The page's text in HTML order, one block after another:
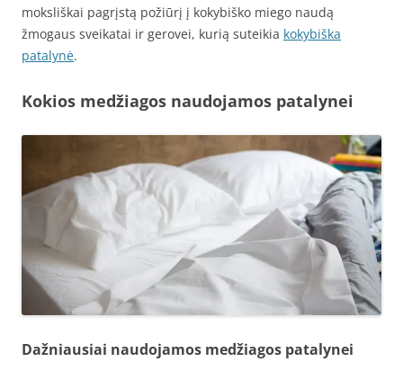
moksliškai pagrįstą požiūrį į kokybiško miego naudą
žmogaus sveikatai ir gerovei, kurią suteikia kokybiška
patalynė.
Kokios medžiagos naudojamos patalynei
Dažniausiai naudojamos medžiagos patalynei